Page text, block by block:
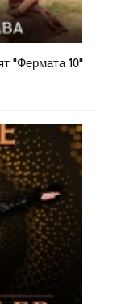
"Фермата 10"